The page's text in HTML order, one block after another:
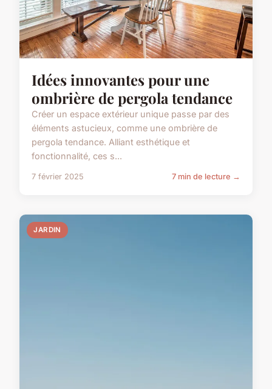
Idées innovantes pour une
ombrière de pergola tendance
Créer un espace extérieur unique passe par des
éléments astucieux, comme une ombrière de
pergola tendance. Alliant esthétique et
fonctionnalité, ces s...
7 février 2025 7 min de lecture →
JARDIN